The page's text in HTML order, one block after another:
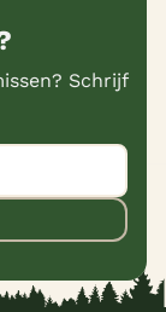
Schrijf